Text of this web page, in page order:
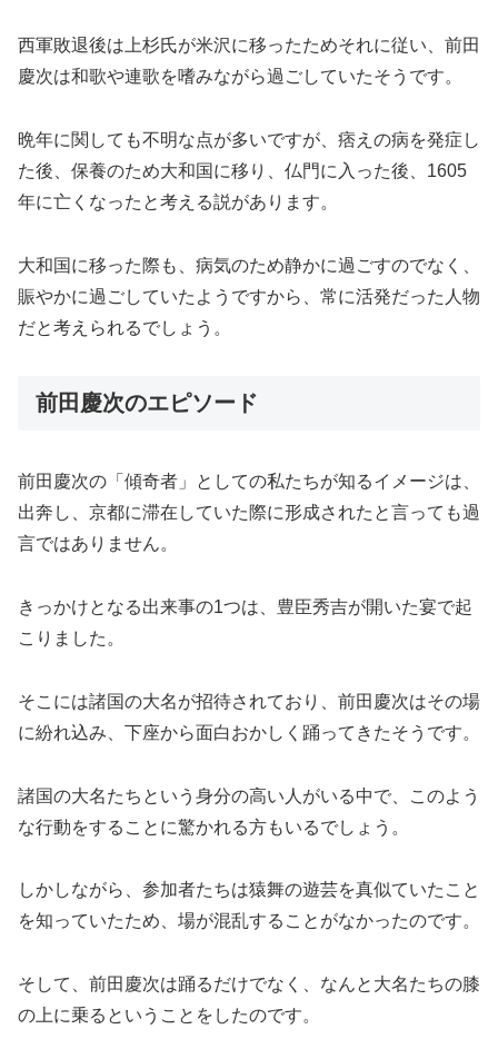
西軍敗退後は上杉氏が米沢に移ったためそれに従い、前田
慶次は和歌や連歌を嗜みながら過ごしていたそうです。
晩年に関しても不明な点が多いですが、痞えの病を発症し
た後、保養のため大和国に移り、仏門に入った後、1605
年に亡くなったと考える説があります。
大和国に移った際も、病気のため静かに過ごすのでなく、
賑やかに過ごしていたようですから、常に活発だった人物
だと考えられるでしょう。
前田慶次のエピソード
前田慶次の「傾奇者」としての私たちが知るイメージは、
出奔し、京都に滞在していた際に形成されたと言っても過
言ではありません。
きっかけとなる出来事の1つは、豊臣秀吉が開いた宴で起
こりました。
そこには諸国の大名が招待されており、前田慶次はその場
に紛れ込み、下座から面白おかしく踊ってきたそうです。
諸国の大名たちという身分の高い人がいる中で、このよう
な行動をすることに驚かれる方もいるでしょう。
しかしながら、参加者たちは猿舞の遊芸を真似ていたこと
を知っていたため、場が混乱することがなかったのです。
そして、前田慶次は踊るだけでなく、なんと大名たちの膝
の上に乗るということをしたのです。